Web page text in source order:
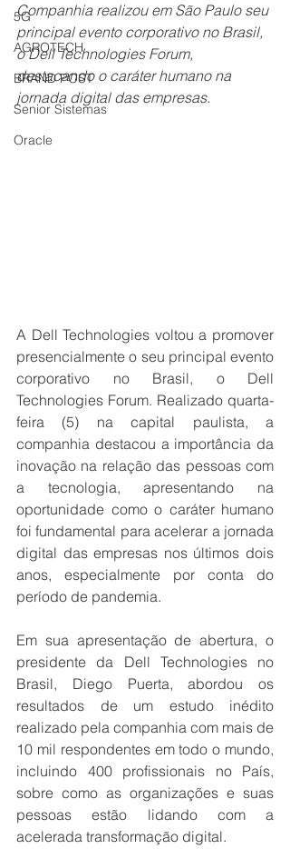
5G
AGROTECH
BRAND POST
Senior Sistemas
Oracle
Companhia realizou em São Paulo seu
principal evento corporativo no Brasil,
o Dell Technologies Forum,
destacando o caráter humano na
jornada digital das empresas.
A Dell Technologies voltou a promover
presencialmente o seu principal evento
corporativo no Brasil, o Dell
Technologies Forum. Realizado quarta-
feira (5) na capital paulista, a
companhia destacou a importância da
inovação na relação das pessoas com
a tecnologia, apresentando na
oportunidade como o caráter humano
foi fundamental para acelerar a jornada
digital das empresas nos últimos dois
anos, especialmente por conta do
período de pandemia.
Em sua apresentação de abertura, o
presidente da Dell Technologies no
Brasil, Diego Puerta, abordou os
resultados de um estudo inédito
realizado pela companhia com mais de
10 mil respondentes em todo o mundo,
incluindo 400 profissionais no País,
sobre como as organizações e suas
pessoas estão lidando com a
acelerada transformação digital.